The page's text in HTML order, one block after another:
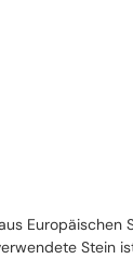
Europäischen
Stein